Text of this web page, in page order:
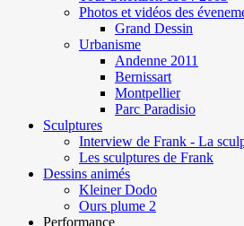
Photos et vidéos des
Grand Dessin
Urbanisme
Andenne 2011
Bernissart
Montpellier
Parc Paradisio
Sculptures
Interview de Frank - La
Les sculptures de Frank
Dessins animés
Kleiner Dodo
Ours plume 2
Performance